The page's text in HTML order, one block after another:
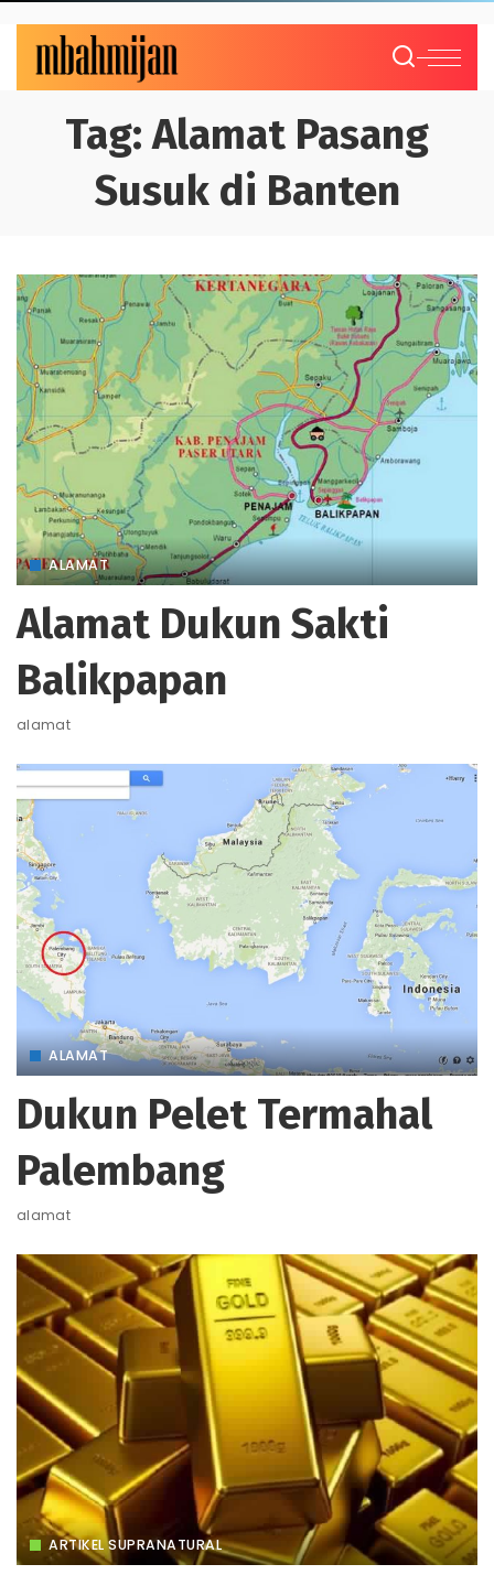
Tag:Alamat Pasang
Susuk di Banten
ALAMAT
Alamat Dukun Sakti
Balikpapan
alamat
ALAMAT
Dukun Pelet Termahal
Palembang
alamat
ARTIKEL SUPRANATURAL